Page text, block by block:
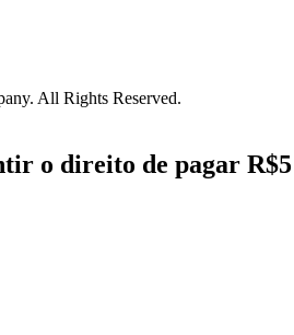
All Rights Reserved.
o direito de pagar